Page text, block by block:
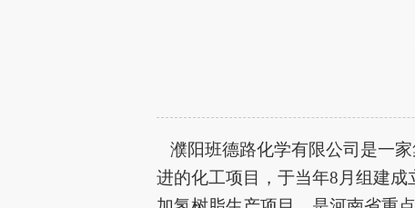
濮阳班德路化学有限公司是一
进的化工项目，于当年8月组建